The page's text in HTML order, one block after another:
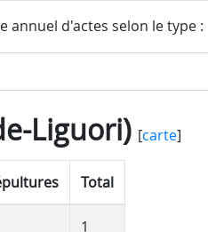
d'actes selon le type :
Liguori)[carte]
Total
1